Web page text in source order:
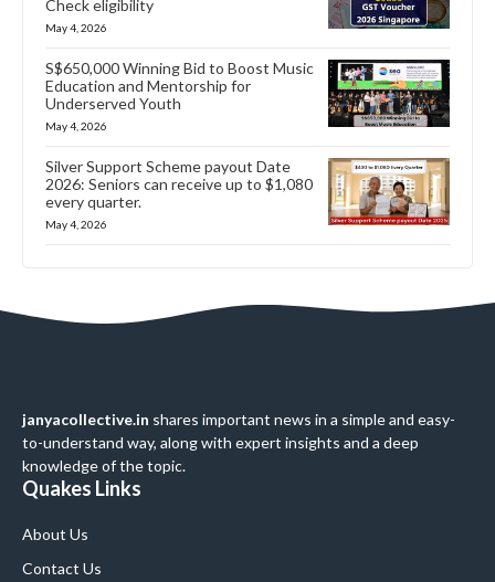
Check eligibility
May 4, 2026
S$650,000 Winning Bid to Boost Music
Education and Mentorship for
Underserved Youth
May 4, 2026
Silver Support Scheme payout Date
2026: Seniors can receive up to $1,080
every quarter.
May 4, 2026
janyacollective.in shares important news in a simple and easy-
to-understand way, along with expert insights and a deep
knowledge of the topic.
Quakes Links
About Us
Contact Us